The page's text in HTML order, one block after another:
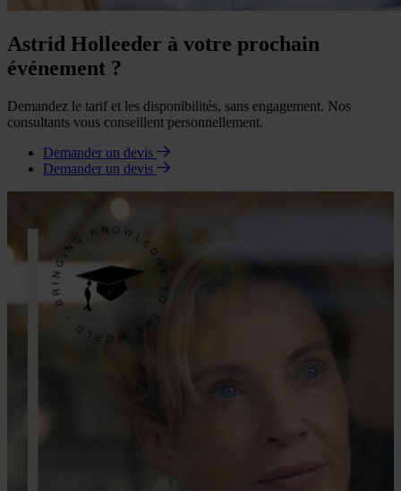
Astrid Holleeder à votre prochain
événement ?
Demandez le tarif et les disponibilités, sans engagement. Nos
consultants vous conseillent personnellement.
Demander un devis
Demander un devis